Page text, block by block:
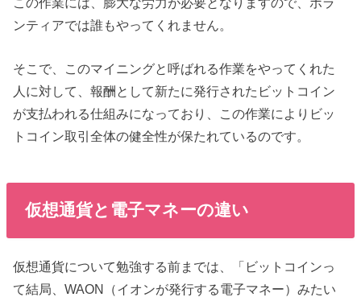
ンティアでは誰もやってくれません。
そこで、このマイニングと呼ばれる作業をやってくれた
人に対して、報酬として新たに発行されたビットコイン
が支払われる仕組みになっており、この作業によりビッ
トコイン取引全体の健全性が保たれているのです。
仮想通貨と電子マネーの違い
仮想通貨について勉強する前までは、「ビットコインっ
て結局、WAON（イオンが発行する電子マネー）みたい